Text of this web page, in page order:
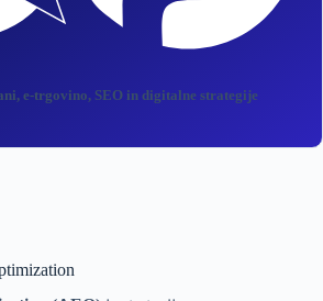
e‑trgovino, SEO in digitalne strategije